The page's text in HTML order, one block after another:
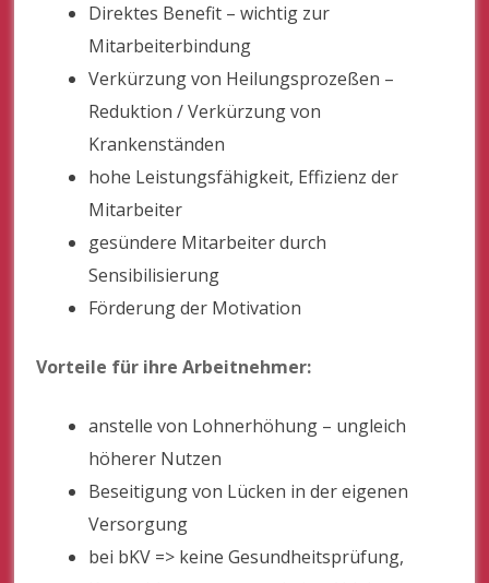
Direktes Benefit – wichtig zur
Mitarbeiterbindung
Verkürzung von Heilungsprozeßen –
Reduktion / Verkürzung von
Krankenständen
hohe Leistungsfähigkeit, Effizienz der
Mitarbeiter
gesündere Mitarbeiter durch
Sensibilisierung
Förderung der Motivation
Vorteile für ihre Arbeitnehmer:
anstelle von Lohnerhöhung – ungleich
höherer Nutzen
Beseitigung von Lücken in der eigenen
Versorgung
bei bKV => keine Gesundheitsprüfung,